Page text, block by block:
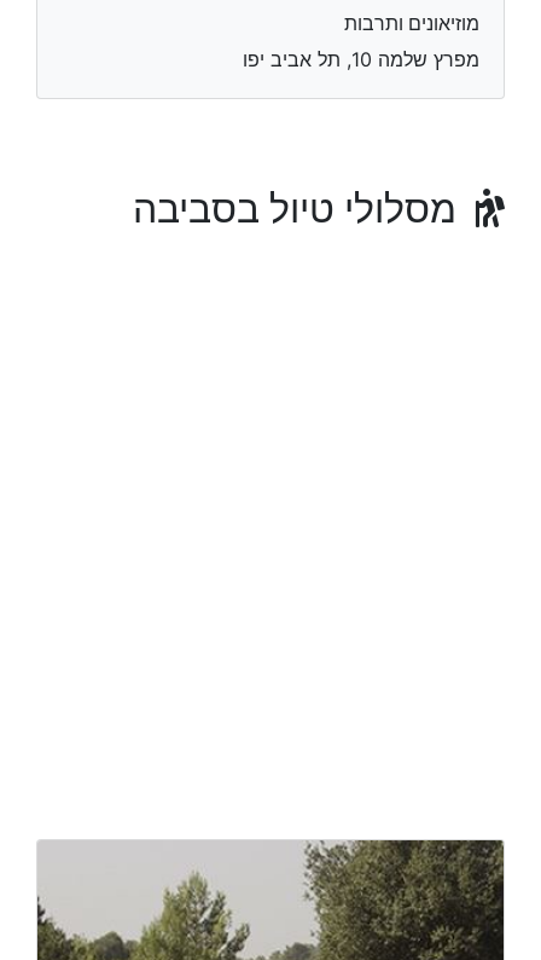
מוזיאונים ותרבות
מפרץ שלמה 10, תל אביב יפו
מסלולי טיול בסביבה